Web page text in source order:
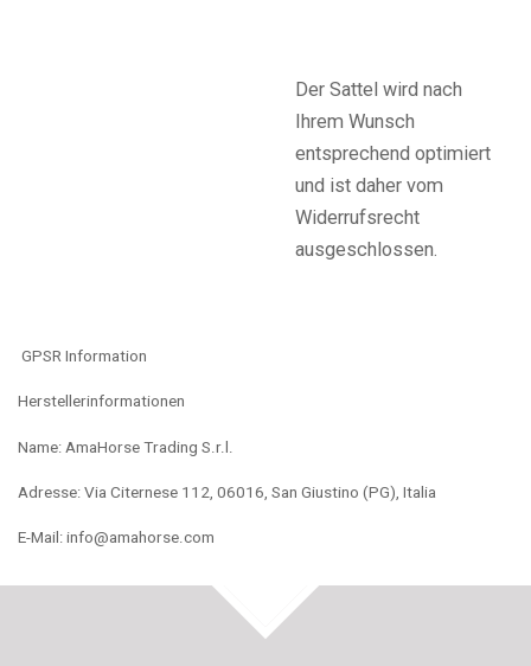
Der Sattel wird nach
Ihrem Wunsch
entsprechend optimiert
und ist daher vom
Widerrufsrecht
ausgeschlossen.
GPSR Information
Herstellerinformationen
Name: AmaHorse Trading S.r.l.
Adresse: Via Citernese 112, 06016, San Giustino (PG), Italia
E-Mail: info@amahorse.com